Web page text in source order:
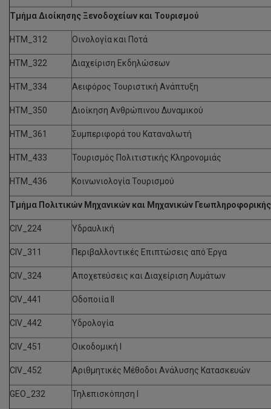
Τμήμα Διοίκησης Ξενοδοχείων και Τουρισμού
HTM_312 Οινολογία και Ποτά
HTM_322 Διαχείριση Εκδηλώσεων
HTM_334 Αειφόρος Τουριστική Ανάπτυξη
HTM_350 Διοίκηση Ανθρώπινου Δυναμικού
HTM_361 Συμπεριφορά του Καταναλωτή
HTM_433 Τουρισμός Πολιτιστικής Κληρονομιάς
HTM_436 Κοινωνιολογία Τουρισμού
Τμήμα Πολιτικών Μηχανικών και Μηχανικών Γεωπληροφορικής
CIV_224 Υδραυλική
CIV_311 Περιβαλλοντικές Επιπτώσεις από Έργα
CIV_324 Αποχετεύσεις και Διαχείριση Λυμάτων
CIV_441 Οδοποιία ΙΙ
CIV_442 Υδρολογία
CIV_451 Οικοδομική Ι
CIV_452 Αριθμητικές Μέθοδοι Ανάλυσης Κατασκευών
GEO_232 Τηλεπισκόπηση Ι